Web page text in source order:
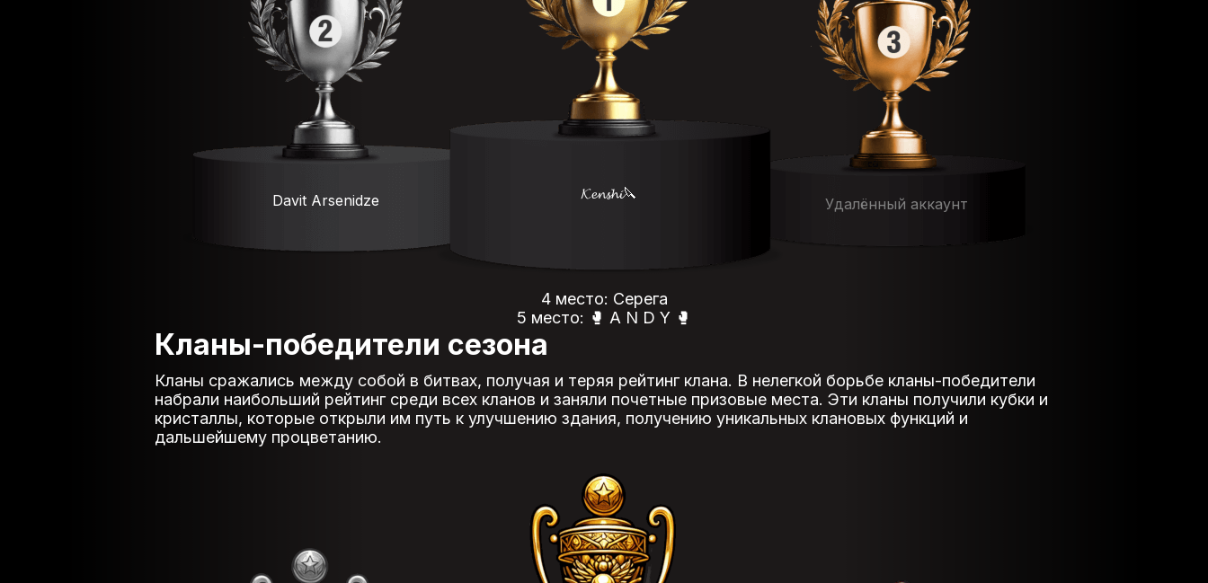
𝓚𝓮𝓷𝓼𝓱𝓲🔪
Davit Arsenidze Удалённый аккаунт
4 место: Серега
5 место: 🥊 A N D Y 🥊
Кланы-победители сезона
Кланы сражались между собой в битвах, получая и теряя рейтинг клана. В нелегкой борьбе кланы-победители
набрали наибольший рейтинг среди всех кланов и заняли почетные призовые места. Эти кланы получили кубки и
кристаллы, которые открыли им путь к улучшению здания, получению уникальных клановых функций и
дальшейшему процветанию.